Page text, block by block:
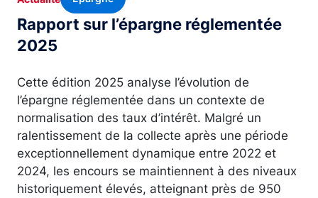
Rapport sur l’épargne réglementée
2025
Cette édition 2025 analyse l’évolution de
l’épargne réglementée dans un contexte de
normalisation des taux d’intérêt. Malgré un
ralentissement de la collecte après une période
exceptionnellement dynamique entre 2022 et
2024, les encours se maintiennent à des niveaux
historiquement élevés, atteignant près de 950